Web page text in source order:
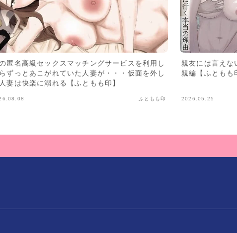
匿名高級セックスマッチングサービスを利用し
ずっとあこがれていた人妻が・・・仮面を外し
妻は快楽に溺れる【ふともも印】
ふともも印
親友には言えな
親編【ふともも
2026.05.25